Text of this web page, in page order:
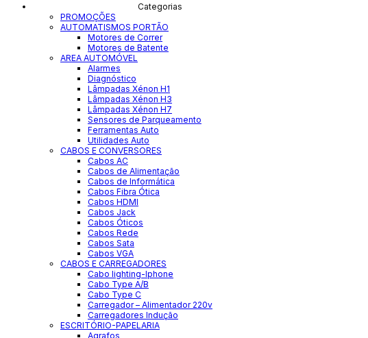
Categorias
PROMOÇÕES
AUTOMATISMOS PORTÃO
Motores de Correr
Motores de Batente
AREA AUTOMÓVEL
Alarmes
Diagnóstico
Lâmpadas Xénon H1
Lâmpadas Xénon H3
Lâmpadas Xénon H7
Sensores de Parqueamento
Ferramentas Auto
Utilidades Auto
CABOS E CONVERSORES
Cabos AC
Cabos de Alimentação
Cabos de Informática
Cabos Fibra Ótica
Cabos HDMI
Cabos Jack
Cabos Óticos
Cabos Rede
Cabos Sata
Cabos VGA
CABOS E CARREGADORES
Cabo lighting-Iphone
Cabo Type A/B
Cabo Type C
Carregador – Alimentador 220v
Carregadores Indução
ESCRITÓRIO-PAPELARIA
Agrafos